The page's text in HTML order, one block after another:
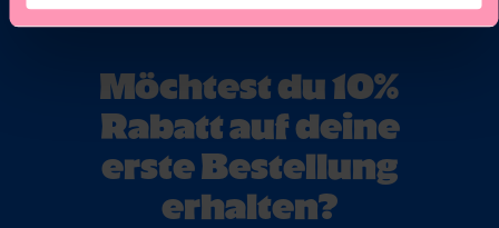
Möchtest du 10%
Rabatt auf deine
erste Bestellung
erhalten?